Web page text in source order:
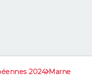
2024 Marne